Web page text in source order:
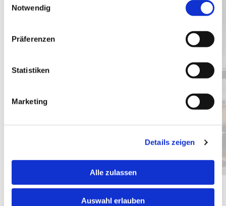
Notwendig
Präferenzen
Statistiken
Marketing
Details zeigen
Alle zulassen
Auswahl erlauben
SERVICE
Individueller Service und maßgeschneiderte
Fachkräfte
Rechenzentren zertifiziert nach ISO / IEC